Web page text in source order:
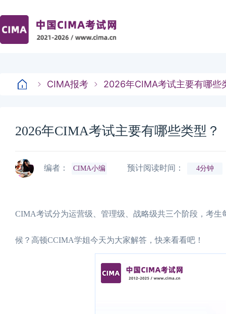
CIMA报考 2026年CIMA考试主要有哪些
2026年CIMA考试主要有哪些类型？
编者： CIMA小编 预计阅读时间： 4分钟
CIMA考试分为运营级、管理级、战略级共三个阶段，考
候？高顿CCIMA学姐今天为大家解答，快来看看吧！